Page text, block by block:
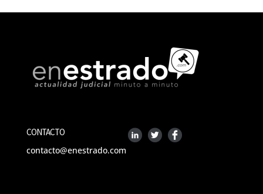
CONTACTO
contacto@enestrado.com